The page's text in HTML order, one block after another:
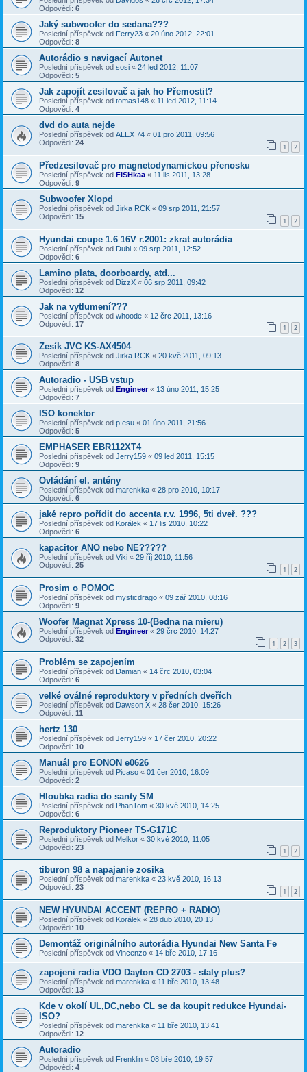
Odpovědi: 6
Jaký subwoofer do sedana???
Poslední příspěvek od Ferry23 « 20 úno 2012, 22:01
Odpovědi: 8
Autorádio s navigací Autonet
Poslední příspěvek od sosi « 24 led 2012, 11:07
Odpovědi: 5
Jak zapojít zesilovač a jak ho Přemostit?
Poslední příspěvek od tomas148 « 11 led 2012, 11:14
Odpovědi: 4
dvd do auta nejde
Poslední příspěvek od ALEX 74 « 01 pro 2011, 09:56
Odpovědi: 24 1 2
Předzesilovač pro magnetodynamickou přenosku
Poslední příspěvek od FISHkaa « 11 lis 2011, 13:28
Odpovědi: 9
Subwoofer Xlopd
Poslední příspěvek od Jirka RCK « 09 srp 2011, 21:57
Odpovědi: 15 1 2
Hyundai coupe 1.6 16V r.2001: zkrat autorádia
Poslední příspěvek od Dubi « 09 srp 2011, 12:52
Odpovědi: 6
Lamino plata, doorboardy, atd...
Poslední příspěvek od DizzX « 06 srp 2011, 09:42
Odpovědi: 12
Jak na vytlumení???
Poslední příspěvek od whoode « 12 črc 2011, 13:16
Odpovědi: 17 1 2
Zesík JVC KS-AX4504
Poslední příspěvek od Jirka RCK « 20 kvě 2011, 09:13
Odpovědi: 8
Autoradio - USB vstup
Poslední příspěvek od Engineer« 13 úno 2011, 15:25
Odpovědi: 7
ISO konektor
Poslední příspěvek od p.esu « 01 úno 2011, 21:56
Odpovědi: 5
EMPHASER EBR112XT4
Poslední příspěvek od Jerry159 « 09 led 2011, 15:15
Odpovědi: 9
Ovládání el. antény
Poslední příspěvek od marenkka « 28 pro 2010, 10:17
Odpovědi: 6
jaké repro pořídit do accenta r.v. 1996, 5ti dveř. ???
Poslední příspěvek od Korálek « 17 lis 2010, 10:22
Odpovědi: 6
kapacitor ANO nebo NE?????
Poslední příspěvek od Viki « 29 říj 2010, 11:56
Odpovědi: 25 1 2
Prosim o POMOC
Poslední příspěvek od mysticdrago « 09 zář 2010, 08:16
Odpovědi: 9
Woofer Magnat Xpress 10-(Bedna na mieru)
Poslední příspěvek od Engineer« 29 črc 2010, 14:27
Odpovědi: 32 1 2 3
Problém se zapojením
Poslední příspěvek od Damian « 14 črc 2010, 03:04
Odpovědi: 6
velké oválné reproduktory v předních dveřích
Poslední příspěvek od Dawson X « 28 čer 2010, 15:26
Odpovědi: 11
hertz 130
Poslední příspěvek od Jerry159 « 17 čer 2010, 20:22
Odpovědi: 10
Manuál pro EONON e0626
Poslední příspěvek od Picaso « 01 čer 2010, 16:09
Odpovědi: 2
Hloubka radia do santy SM
Poslední příspěvek od PhanTom « 30 kvě 2010, 14:25
Odpovědi: 6
Reproduktory Pioneer TS-G171C
Poslední příspěvek od Melkor « 30 kvě 2010, 11:05
Odpovědi: 23 1 2
tiburon 98 a napajanie zosika
Poslední příspěvek od marenkka « 23 kvě 2010, 16:13
Odpovědi: 23 1 2
NEW HYUNDAI ACCENT (REPRO + RADIO)
Poslední příspěvek od Korálek « 28 dub 2010, 20:13
Odpovědi: 10
Demontáž originálního autorádia Hyundai New Santa Fe
Poslední příspěvek od Vincenzo « 14 bře 2010, 17:16
zapojeni radia VDO Dayton CD 2703 - staly plus?
Poslední příspěvek od marenkka « 11 bře 2010, 13:48
Odpovědi: 13
Kde v okolí UL,DC,nebo CL se da koupit redukce Hyundai-
ISO?
Poslední příspěvek od marenkka « 11 bře 2010, 13:41
Odpovědi: 12
Autoradio
Poslední příspěvek od Frenklin « 08 bře 2010, 19:57
Odpovědi: 4